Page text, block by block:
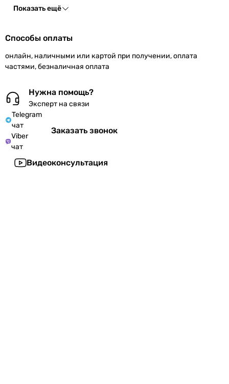
Показать ещё
Способы оплаты
онлайн, наличными или картой при получении, оплата
частями, безналичная оплата
Нужна помощь?
Эксперт на связи
Telegram
чат
Viber
чат
Заказать звонок
Видеоконсультация